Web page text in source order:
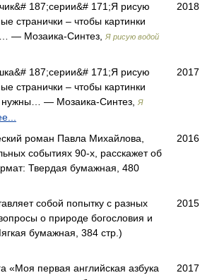
187;серии&# 171;Я рисую
странички – чтобы картинки
— Мозаика-Синтез,
Я рисую водой
2018
187;серии&# 171;Я рисую
странички – чтобы картинки
нужны… — Мозаика-Синтез,
Я
2017
роман Павла Михайлова,
событиях 90-х, расскажет об
Твердая бумажная, 480
2016
собой попытку с разных
о природе богословия и
бумажная, 384 стр.)
2015
«Моя первая английская азбука
2017